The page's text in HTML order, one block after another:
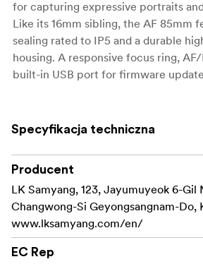
for capturing expressive portraits
Like its 16mm sibling, the AF 85mm
sealing rated to IP5 and a durable
housing. A responsive focus ring,
built-in USB port for firmware
aperture
Lightweight and portable at
length
Smooth, natural bokeh with
separation
Specyfikacja techniczna
Producent
LK Samyang, 123, Jayumuyeok 6-Gil
Changwong-Si Geyongsangnam-Do,
www.lksamyang.com/en/
EC Rep